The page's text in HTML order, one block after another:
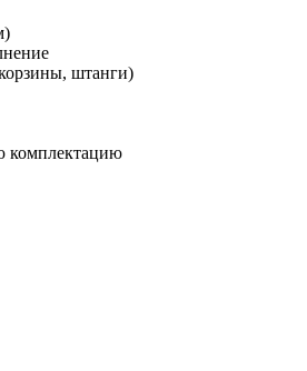
штанги)
комплектацию